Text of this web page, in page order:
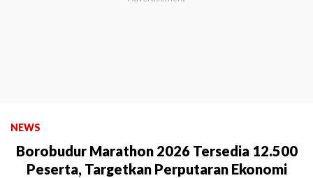
NEWS
Borobudur Marathon 2026 Tersedia 12.500
Peserta, Targetkan Perputaran Ekonomi